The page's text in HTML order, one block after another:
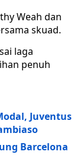
Weah dan
skuad.
laga
penuh
Juventus
Barcelona